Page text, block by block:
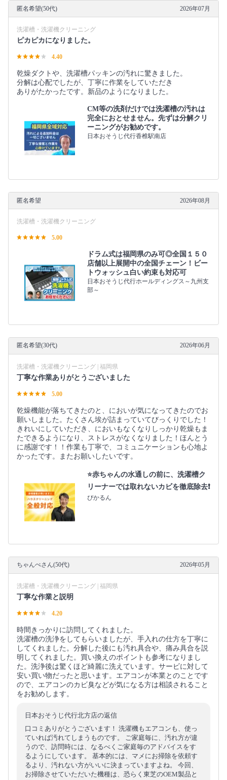
匿名希望(50代) 2026年07月
洗濯槽・洗濯機クリーニング
ピカピカになりました。
4.40
乾燥ダクトや、洗濯槽パッキンの汚れに驚きました。
分解は心配でしたが、丁寧に作業をしていただき
ありがたかったです。新品のようになりました。
CM等の洗剤だけでは洗濯槽の汚れは
完全におとせません。先ずは分解クリ
ーニングがお勧めです。
日本おそうじ代行香椎駅南店
匿名希望 2026年08月
洗濯槽・洗濯機クリーニング
5.00
ドラム式は福岡県のみ可◎全国１５０
店舗以上展開中の全国チェーン！ビー
トウォッシュ白い約束も対応可
日本おそうじ代行ホールディングス～九州支
部～
匿名希望(30代) 2026年06月
洗濯槽・洗濯機クリーニング | 福岡県
丁寧な作業ありがとうございました
5.00
乾燥機能が落ちてきたのと、においが気になってきたのでお
願いしました。たくさん埃が詰まっていてびっくりでした！
きれいにしていただき、においもなくなりしっかり乾燥もま
たできるようになり、ストレスがなくなりました！ほんとう
に感謝です！！作業も丁寧で、コミュニケーションも心地よ
かったです。またお願いしたいです。
⭐️赤ちゃんの水通しの前に、洗濯槽ク
リーナーでは取れないカビを徹底除去❗️
ぴかるん
ちゃんぺさん(50代) 2026年05月
洗濯槽・洗濯機クリーニング | 福岡県
丁寧な作業と説明
4.20
時間きっかりに訪問してくれました。
洗濯槽の洗浄をしてもらいましたが、手入れの仕方を丁寧に
してくれました。分解した後にも汚れ具合や、痛み具合を説
明してくれました。買い換えのポイントも参考になりまし
た。洗浄後は驚くほど綺麗に洗えています。サービに対して
安い買い物だったと思います。エアコンが本業とのことです
ので、エアコンのカビ臭などが気になる方は相談されること
をお勧めします。
日本おそうじ代行北方店の返信
口コミありがとうございます！ 洗濯機もエアコンも、使っ
ていれば汚れてしまうものです。 ご家庭毎に、汚れ方が違
うので、訪問時には、なるべくご家庭毎のアドバイスをす
るようにしています。 基本的には、マメにお掃除を依頼す
るより、汚れない方がいいに決まっていますよね。 今回、
お掃除させていただいた機種は、恐らく東芝のOEM製品と